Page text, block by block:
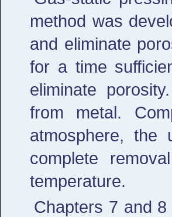
method was
and eliminate
for a time
eliminate
from metal.
atmosphere,
complete
temperature.
Chapters 7 and